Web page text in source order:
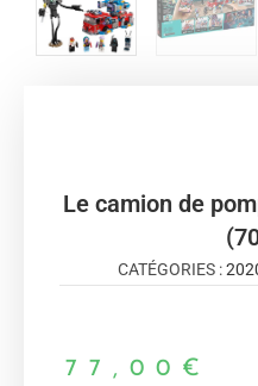
Le camion de
CATÉGORIES :
77,00 €